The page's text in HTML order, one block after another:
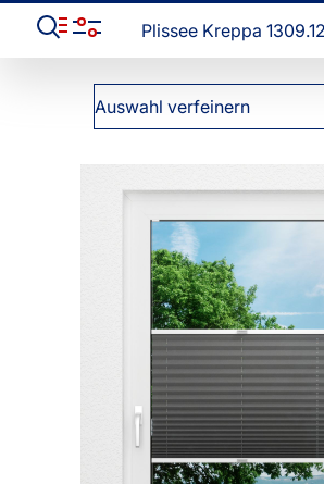
Plissee Kreppa
Auswahl verfeinern